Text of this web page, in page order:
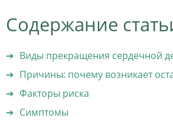
Содержание
Виды прекращения сердечной
Причины: почему возникает
Факторы риска
Симптомы